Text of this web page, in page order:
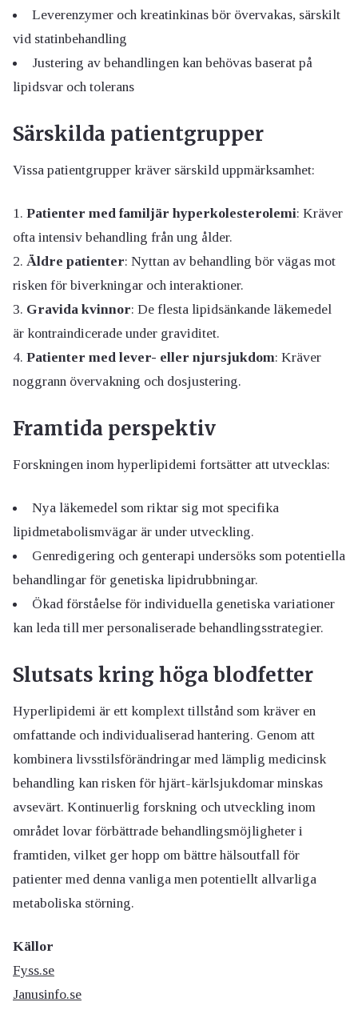
Leverenzymer och kreatinkinas bör övervakas, särskilt
vid statinbehandling
Justering av behandlingen kan behövas baserat på
lipidsvar och tolerans
Särskilda patientgrupper
Vissa patientgrupper kräver särskild uppmärksamhet:
Patienter med familjär hyperkolesterolemi: Kräver
ofta intensiv behandling från ung ålder.
Äldre patienter: Nyttan av behandling bör vägas mot
risken för biverkningar och interaktioner.
Gravida kvinnor: De flesta lipidsänkande läkemedel
är kontraindicerade under graviditet.
Patienter med lever- eller njursjukdom: Kräver
noggrann övervakning och dosjustering.
Framtida perspektiv
Forskningen inom hyperlipidemi fortsätter att utvecklas:
Nya läkemedel som riktar sig mot specifika
lipidmetabolismvägar är under utveckling.
Genredigering och genterapi undersöks som potentiella
behandlingar för genetiska lipidrubbningar.
Ökad förståelse för individuella genetiska variationer
kan leda till mer personaliserade behandlingsstrategier.
Slutsats kring höga blodfetter
Hyperlipidemi är ett komplext tillstånd som kräver en
omfattande och individualiserad hantering. Genom att
kombinera livsstilsförändringar med lämplig medicinsk
behandling kan risken för hjärt-kärlsjukdomar minskas
avsevärt. Kontinuerlig forskning och utveckling inom
området lovar förbättrade behandlingsmöjligheter i
framtiden, vilket ger hopp om bättre hälsoutfall för
patienter med denna vanliga men potentiellt allvarliga
metaboliska störning.
Källor
Fyss.se
Janusinfo.se